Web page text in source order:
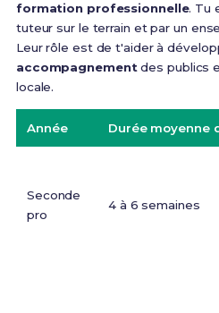
formation professionnelle. Tu
tuteur sur le terrain et par un
Leur rôle est de t'aider à
accompagnementdes publics
locale.
Année Durée moyenne
Seconde
pro
4 à 6 semaines